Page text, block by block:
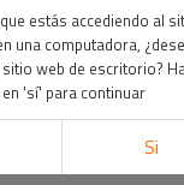
estás accediendo al
una computadora,
web de escritorio?
en 'sí' para continuar
Si